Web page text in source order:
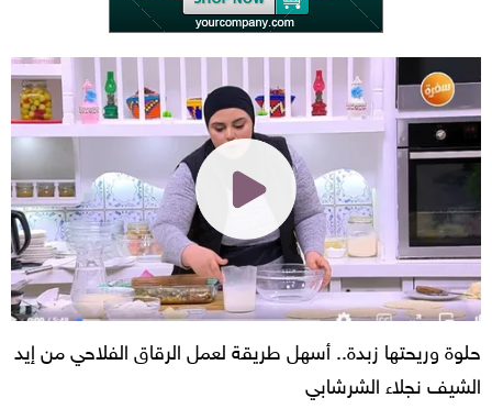
حلوة وريحتها زبدة.. أسهل طريقة لعمل الرقاق الفلاحي من إيد
الشيف نجلاء الشرشابي